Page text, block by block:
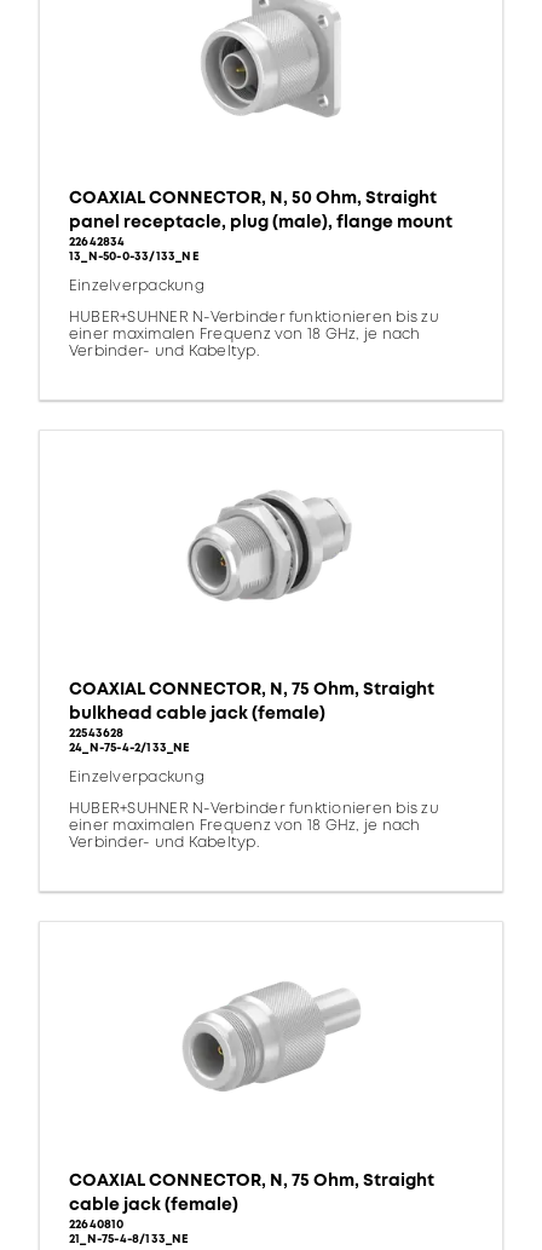
COAXIAL CONNECTOR, N, 50 Ohm, Straight
panel receptacle, plug (male), flange mount
22642834
13_N-50-0-33/133_NE
Einzelverpackung
HUBER+SUHNER N-Verbinder funktionieren bis zu
einer maximalen Frequenz von 18 GHz, je nach
Verbinder- und Kabeltyp.
COAXIAL CONNECTOR, N, 75 Ohm, Straight
bulkhead cable jack (female)
22543628
24_N-75-4-2/133_NE
Einzelverpackung
HUBER+SUHNER N-Verbinder funktionieren bis zu
einer maximalen Frequenz von 18 GHz, je nach
Verbinder- und Kabeltyp.
COAXIAL CONNECTOR, N, 75 Ohm, Straight
cable jack (female)
22640810
21_N-75-4-8/133_NE